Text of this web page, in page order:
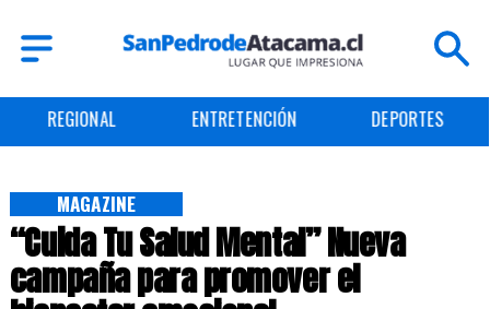
REGIONAL ENTRETENCIÓN DEPORTES
“Cuida Tu Salud Mental” Nueva
campaña para promover el
MAGAZINE